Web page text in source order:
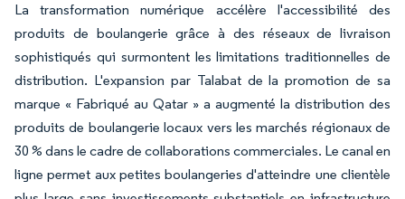
La transformation numérique accélère l'accessibilité des
produits de boulangerie grâce à des réseaux de livraison
sophistiqués qui surmontent les limitations traditionnelles de
distribution. L'expansion par Talabat de la promotion de sa
marque « Fabriqué au Qatar » a augmenté la distribution des
produits de boulangerie locaux vers les marchés régionaux de
30 % dans le cadre de collaborations commerciales. Le canal en
ligne permet aux petites boulangeries d'atteindre une clientèle